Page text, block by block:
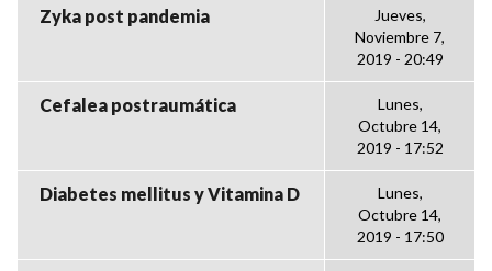
Zyka post pandemia
Jueves,
Noviembre 7,
2019 - 20:49
Cefalea postraumática
Lunes,
Octubre 14,
2019 - 17:52
Diabetes mellitus y Vitamina D
Lunes,
Octubre 14,
2019 - 17:50